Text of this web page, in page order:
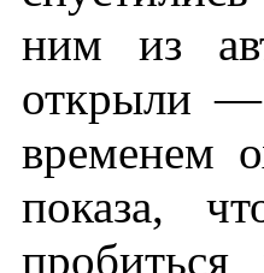
ним из
открыли
временем
показа,